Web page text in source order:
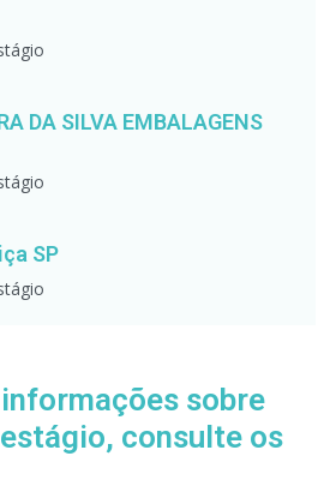
DA SILVA EMBALAGENS
SP
sobre
consulte os